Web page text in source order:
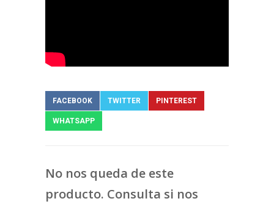
FACEBOOK TWITTER PINTEREST
WHATSAPP
No nos queda de este
producto. Consulta si nos